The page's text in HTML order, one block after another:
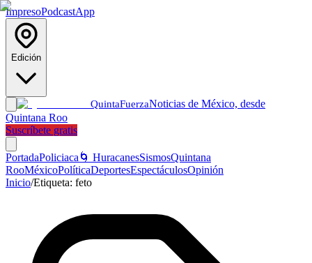
ImpresoPodcastApp
Edición
QuintaFuerzaNoticias de México, desde
Quintana Roo
Suscríbete gratis
PortadaPoliciaca 🌀 HuracanesSismosQuintana
RooMéxicoPolíticaDeportesEspectáculosOpinión
Inicio/Etiqueta: feto